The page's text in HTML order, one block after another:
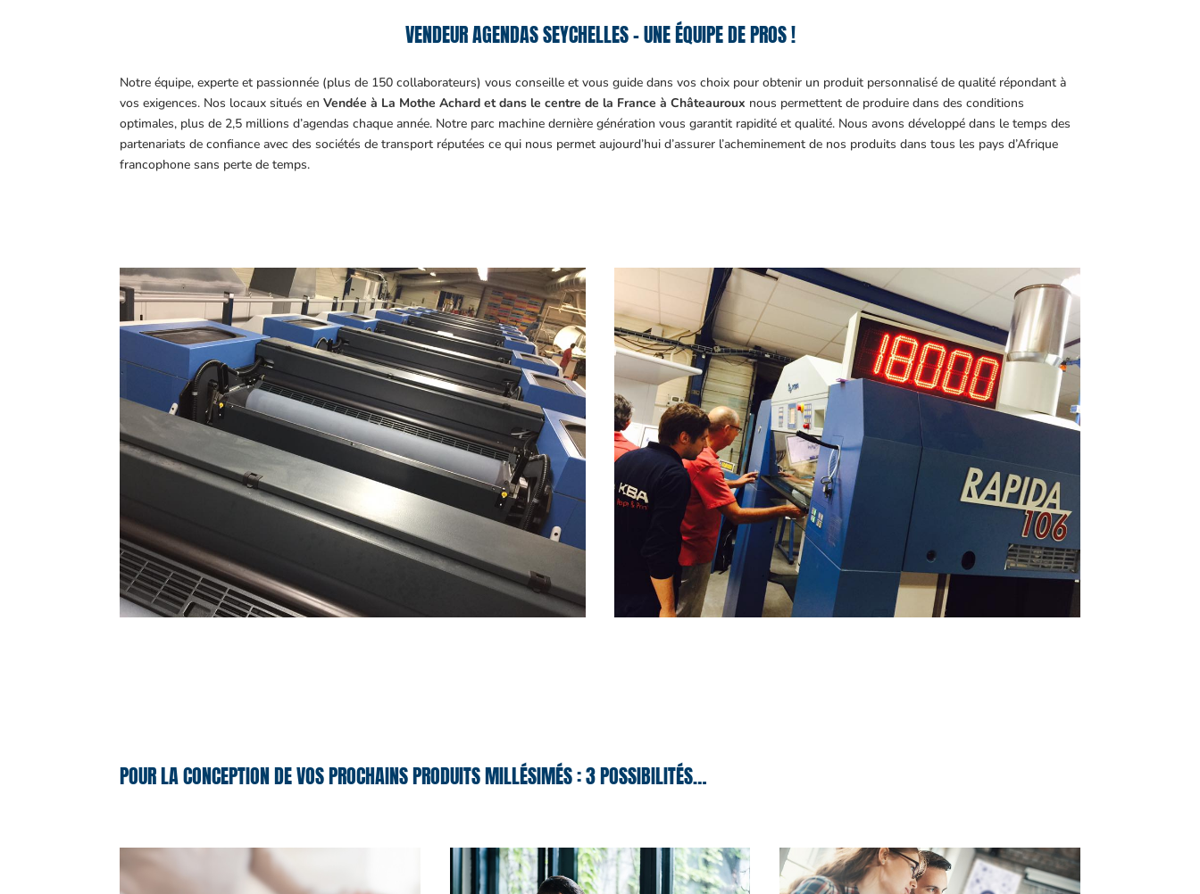
VENDEUR AGENDAS SEYCHELLES – UNE ÉQUIPE DE PROS !
Notre équipe, experte et passionnée (plus de 150 collaborateurs) vous conseille et vous guide dans vos choix pour obtenir un produit personnalisé de qualité répondant à
vos exigences. Nos locaux situés enVendée à La Mothe Achard et dans le centre de la France à Châteauroux nous permettent de produire dans des conditions
optimales, plus de 2,5 millions d’agendas chaque année. Notre parc machine dernière génération vous garantit rapidité et qualité. Nous avons développé dans le temps des
partenariats de confiance avec des sociétés de transport réputées ce qui nous permet aujourd’hui d’assurer l’acheminement de nos produits dans tous les pays d’Afrique
francophone sans perte de temps.
POUR LA CONCEPTION DE VOS PROCHAINS PRODUITS MILLÉSIMÉS : 3 POSSIBILITÉS…